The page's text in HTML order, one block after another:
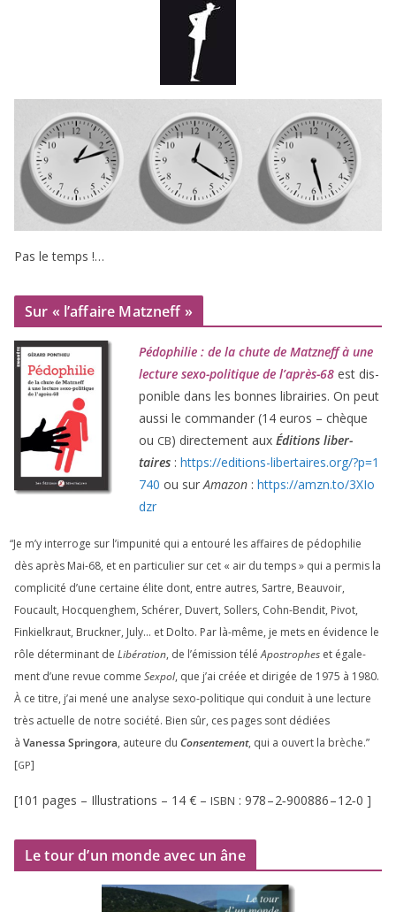
Pas le temps !…
Sur « l’affaire Matzneff »
Pédophilie : de la chute de Matzneff à une
lec­ture sexo-poli­tique de l’après-68 est dis­
po­nible dans les bonnes librai­ries. On peut
aus­si le com­man­der (14 euros – chèque
ou CB) direc­te­ment aux Éditions liber­
taires : https://​edi​tions​-liber​taires​.org/​?​p​=​1
740 ou surAmazon : https://​amzn​.to/​3​X​I​o​
dzr
“Je m’y inter­roge sur l’impunité qui a entou­ré les affaires de pédo­phi­lie
dès après Mai-68, et en par­ti­cu­lier sur cet « air du temps » qui a per­mis la
com­pli­ci­té d’une cer­taine élite dont, entre autres, Sartre, Beauvoir,
Foucault, Hocquenghem, Schérer, Duvert, Sollers, Cohn-Bendit, Pivot,
Finkielkraut, Bruckner, July… et Dolto. Par là-même, je mets en évi­dence le
rôle déter­mi­nant de Libération, de l’émission téléApostrophes et éga­le­
ment d’une revue comme Sexpol, que j’ai créée et diri­gée de 1975 à 1980.
À ce titre, j’ai mené une ana­lyse sexo-poli­tique qui conduit à une lec­ture
très actuelle de notre socié­té. Bien sûr, ces pages sont dédiées
à Vanessa Springora, auteure du Consentement, qui a ouvert la brèche.”
[GP]
[101 pages – Illustrations – 14 € – ISBN : 978–2‑900886–12‑0 ]
Le tour d’un monde avec un âne